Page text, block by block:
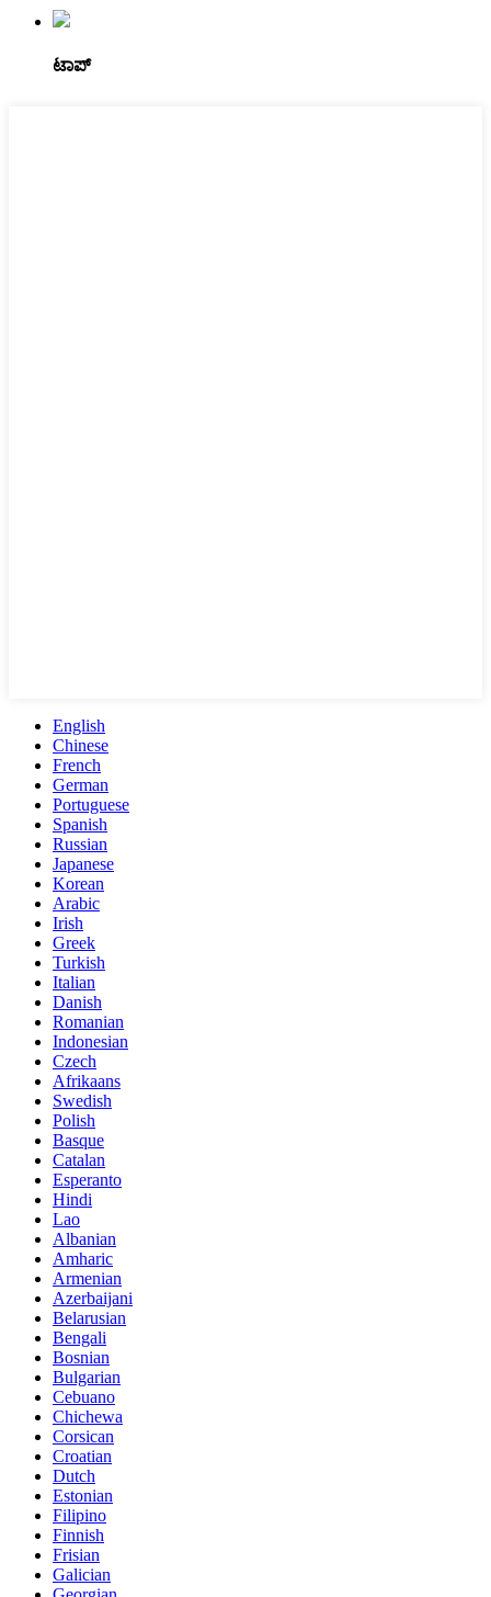
ಟಾಪ್
English
Chinese
French
German
Portuguese
Spanish
Russian
Japanese
Korean
Arabic
Irish
Greek
Turkish
Italian
Danish
Romanian
Indonesian
Czech
Afrikaans
Swedish
Polish
Basque
Catalan
Esperanto
Hindi
Lao
Albanian
Amharic
Armenian
Azerbaijani
Belarusian
Bengali
Bosnian
Bulgarian
Cebuano
Chichewa
Corsican
Croatian
Dutch
Estonian
Filipino
Finnish
Frisian
Galician